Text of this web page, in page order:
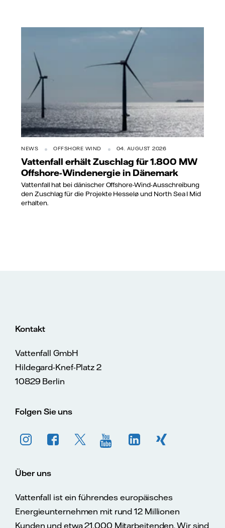
NEWS OFFSHORE WIND 04. AUGUST 2026
Vattenfall erhält Zuschlag für 1.800 MW
Offshore-Windenergie in Dänemark
Vattenfall hat bei dänischer Offshore-Wind-Ausschreibung
den Zuschlag für die Projekte Hesselø und North Sea I Mid
erhalten.
Kontakt
Vattenfall GmbH
Hildegard-Knef-Platz 2
10829 Berlin
Folgen Sie uns
Über uns
Vattenfall ist ein führendes europäisches
Energieunternehmen mit rund 12 Millionen
Kunden und etwa 21.000 Mitarbeitenden. Wir sind